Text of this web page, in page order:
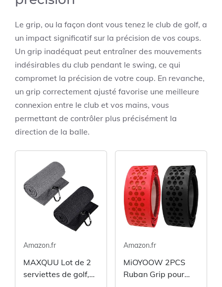
Needs to
Know but
NOBODY
Tells You
Edition)
Le grip, ou la façon dont vous tenez le club de golf, a
un impact significatif sur la précision de vos coups.
Un grip inadéquat peut entraîner des mouvements
indésirables du club pendant le swing, ce qui
compromet la précision de votre coup. En revanche,
un grip correctement ajusté favorise une meilleure
connexion entre le club et vos mains, vous
permettant de contrôler plus précisément la
direction de la balle.
Amazon.fr
MAXQUU Lot de 2
serviettes de golf,
Amazon.fr
MiOYOOW 2PCS
Ruban Grip pour